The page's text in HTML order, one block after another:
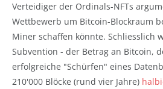
Verteidiger der Ordinals-NFTs
Wettbewerb um Bitcoin-Blockraum
Miner schaffen könnte. Schliesslich
Subvention - der Betrag an Bitcoin,
erfolgreiche "Schürfen" eines
210'000 Blöcke (rund vier Jahre)